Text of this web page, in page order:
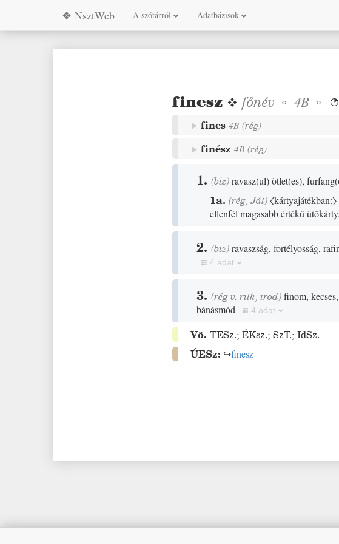
❖ NsztWeb A szótárról Adatbázisok
finesz ❖főnév ◦ 4B ◦ 
fines 4B (rég)
finész 4B (rég)
1.(biz) ravasz(ul)ötlet(es), furfang(
1a.(rég,Ját) 〈kártyajátékban:〉
ellenfél magasabb értékű
2.(biz) ravaszság, fortélyosság,
4 adat
3.(régv.ritk,irod) finom,
bánásmód
4 adat
Vö.TESz.;ÉKsz.;SzT.;IdSz.
ÚESz: ↪finesz